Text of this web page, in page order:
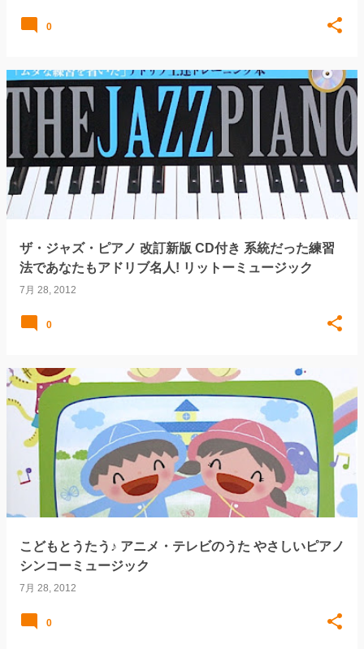
0
ザ・ジャズ・ピアノ 改訂新版 CD付き 系統だった練習
法であなたもアドリブ名人! リットーミュージック
7月 28, 2012
0
こどもとうたう♪ アニメ・テレビのうた やさしいピアノ
シンコーミュージック
7月 28, 2012
0